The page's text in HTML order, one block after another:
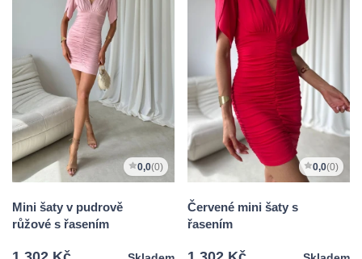
0,0(0)
Mini šaty v pudrově
růžové s řasením
0,0(0)
Červené mini šaty s
řasením